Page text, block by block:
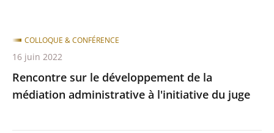
Rencontre sur le développement de la
médiation administrative à l'initiative du juge
COLLOQUE & CONFÉRENCE
16 juin 2022